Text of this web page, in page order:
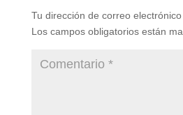
Tu dirección de correo
Los campos obligatorios están